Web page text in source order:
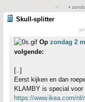
•
Skull-splitter
Op zondag 2
volgende:
[..]
Eerst kijken en dan
KLAMBY is special voor
https://www.ikea.com/